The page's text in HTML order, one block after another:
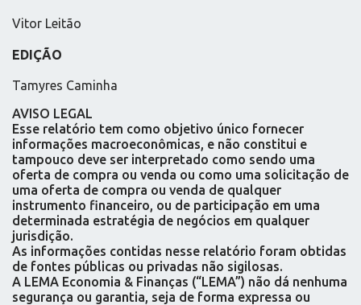
Vitor Leitão
EDIÇÃO
Tamyres Caminha
AVISO LEGAL
Esse relatório tem como objetivo único fornecer
informações macroeconômicas, e não constitui e
tampouco deve ser interpretado como sendo uma
oferta de compra ou venda ou como uma solicitação de
uma oferta de compra ou venda de qualquer
instrumento financeiro, ou de participação em uma
determinada estratégia de negócios em qualquer
jurisdição.
As informações contidas nesse relatório foram obtidas
de fontes públicas ou privadas não sigilosas.
A LEMA Economia & Finanças (“LEMA”) não dá nenhuma
segurança ou garantia, seja de forma expressa ou